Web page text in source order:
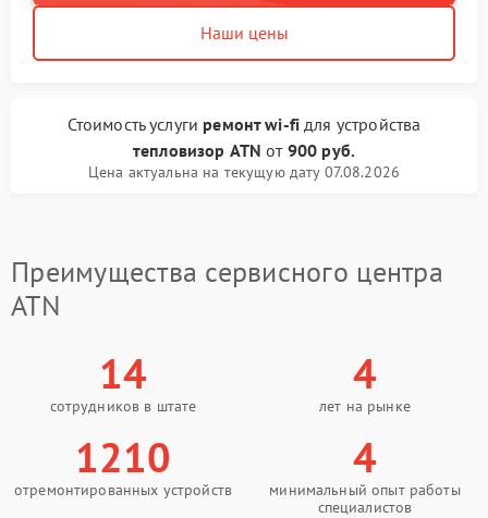
Наши цены
Стоимость услуги ремонт wi-fi для устройства
тепловизор ATN от 900 руб.
Цена актуальна на текущую дату 07.08.2026
Преимущества сервисного центра
ATN
14
сотрудников в штате
4
лет на рынке
1210
отремонтированных устройств
4
минимальный опыт работы
специалистов